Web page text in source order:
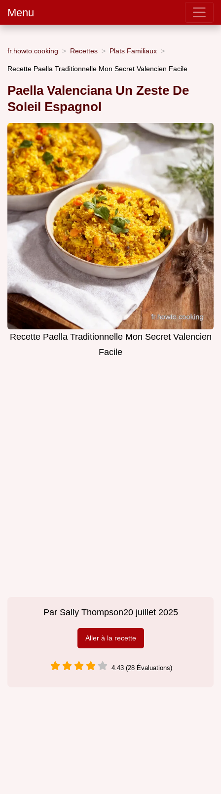
Menu
fr.howto.cooking Recettes Plats Familiaux
Recette Paella Traditionnelle Mon Secret Valencien Facile
Paella Valenciana Un Zeste De
Soleil Espagnol
Recette Paella Traditionnelle Mon Secret Valencien
Facile
Par Sally Thompson20 juillet 2025
Aller à la recette
4.43 (28 Évaluations)